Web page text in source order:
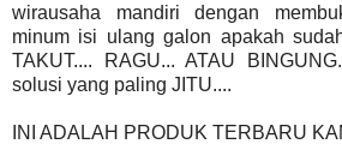
wirausaha mandiri dengan
minum isi ulang galon apakah
TAKUT.... RAGU... ATAU
solusi yang paling JITU....
INI ADALAH PRODUK TERBARU